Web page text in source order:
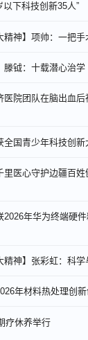
以下科技创新35人”
精神】项帅：一把
滕钺：十载潜心治
医院团队在脑出血
全国青少年科技创
里医心守护边疆百
2026年华为终端硬
精神】张彩虹：科
年材料热处理创
疗休养举行